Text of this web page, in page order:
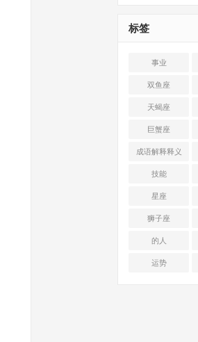
标签
事业
双鱼座
天蝎座
巨蟹座
成语解释释义
技能
星座
狮子座
的人
运势